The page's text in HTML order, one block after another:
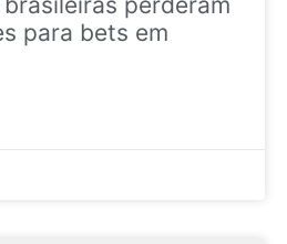
para bets em